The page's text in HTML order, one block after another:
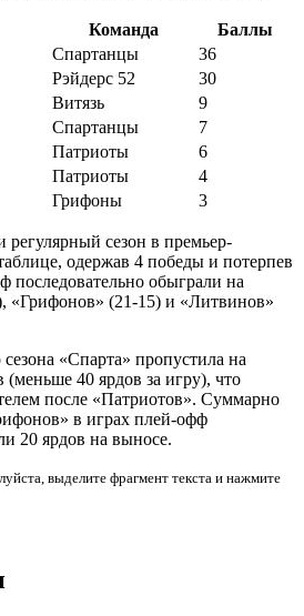
Команда
Баллы
Спартанцы
36
Рэйдерс 52
30
Витязь
9
Спартанцы
7
Патриоты
6
Патриоты
4
Грифоны 3
сезон в премьер-
одержав 4 победы и потерпев
последовательно обыграли на
«Грифонов» (21-15) и «Литвинов»
«Спарта» пропустила на
(меньше 40 ярдов за игру), что
после «Патриотов». Суммарно
в играх плей-офф
20 ярдов на выносе.
выделите фрагмент текста и нажмите